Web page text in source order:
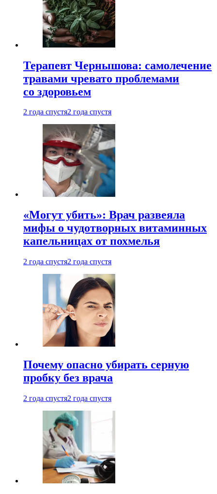
Терапевт Чернышова: самолечение
травами чревато проблемами
со здоровьем
2 года спустя2 года спустя
«Могут убить»: Врач развеяла
мифы о чудотворных витаминных
капельницах от похмелья
2 года спустя2 года спустя
Почему опасно убирать серную
пробку без врача
2 года спустя2 года спустя